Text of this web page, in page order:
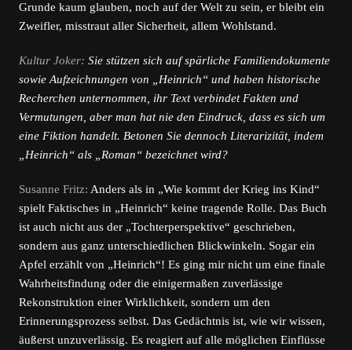
Grunde kaum glauben, noch auf der Welt zu sein, er bleibt ein
Zweifler, misstraut aller Sicherheit, allem Wohlstand.
Kultur Joker: Sie stützen sich auf spärliche Familiendokumente
sowie Aufzeichnungen von „Heinrich“ und haben historische
Recherchen unternommen, ihr Text verbindet Fakten und
Vermutungen, aber man hat nie den Eindruck, dass es sich um
eine Fiktion handelt. Betonen Sie dennoch Literarizität, indem
„Heinrich“ als „Roman“ bezeichnet wird?
Susanne Fritz: Anders als in „Wie kommt der Krieg ins Kind“
spielt Faktisches in „Heinrich“ keine tragende Rolle. Das Buch
ist auch nicht aus der „Tochterperspektive“ geschrieben,
sondern aus ganz unterschiedlichen Blickwinkeln. Sogar ein
Apfel erzählt von „Heinrich“! Es ging mir nicht um eine finale
Wahrheitsfindung oder die einigermaßen zuverlässige
Rekonstruktion einer Wirklichkeit, sondern um den
Erinnerungsprozess selbst. Das Gedächtnis ist, wie wir wissen,
äußerst unzuverlässig. Es reagiert auf alle möglichen Einflüsse